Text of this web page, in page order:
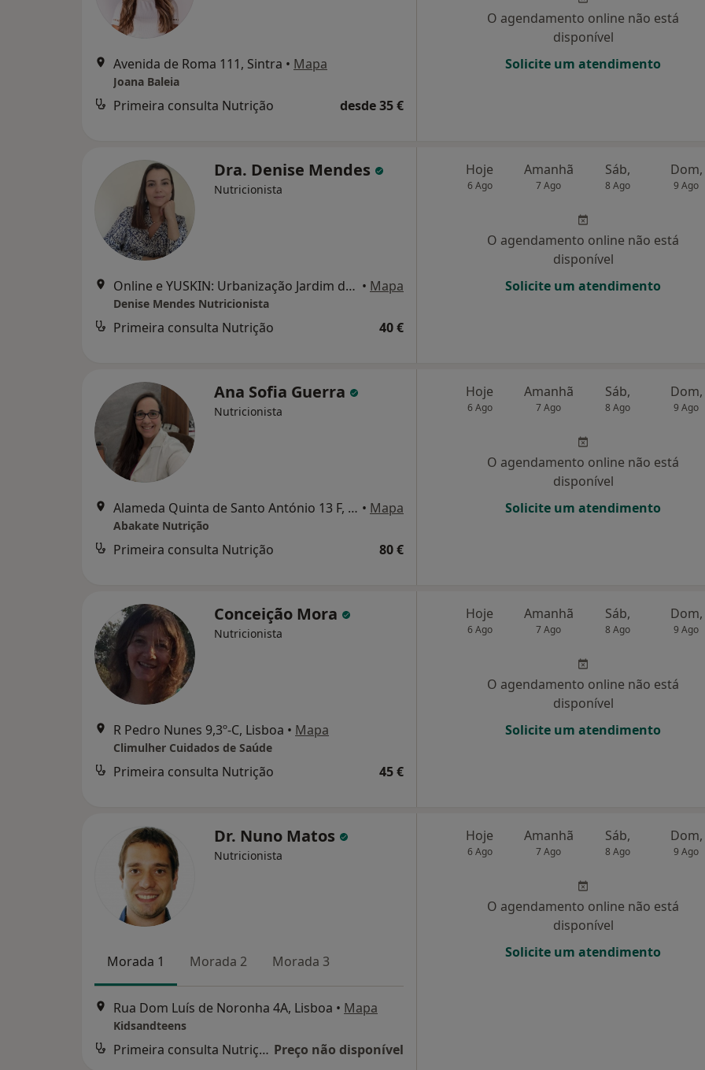
Avenida de Roma 111, Sintra • Mapa
Joana Baleia
Primeira consulta Nutrição desde 35 €
O agendamento online não está
disponível
Solicite um atendimento
Dra. Denise Mendes
Nutricionista
Online e YUSKIN: Urbanização Jardim da Amoreira Rua Maria Severa, 16, Loja 1, Lisboa • Mapa
Denise Mendes Nutricionista
Primeira consulta Nutrição 40 €
Hoje
6 Ago
Amanhã
7 Ago
Sáb,
8 Ago
Dom,
9 Ago
O agendamento online não está
disponível
Solicite um atendimento
Ana Sofia Guerra
Nutricionista
Alameda Quinta de Santo António 13 F, Tellheiras • Mapa
Abakate Nutrição
Primeira consulta Nutrição 80 €
Hoje
6 Ago
Amanhã
7 Ago
Sáb,
8 Ago
Dom,
9 Ago
O agendamento online não está
disponível
Solicite um atendimento
Conceição Mora
Nutricionista
R Pedro Nunes 9,3º-C, Lisboa • Mapa
Climulher Cuidados de Saúde
Primeira consulta Nutrição 45 €
Hoje
6 Ago
Amanhã
7 Ago
Sáb,
8 Ago
Dom,
9 Ago
O agendamento online não está
disponível
Solicite um atendimento
Dr. Nuno Matos
Nutricionista
Morada 1 Morada 2 Morada 3
Rua Dom Luís de Noronha 4A, Lisboa • Mapa
Kidsandteens
Primeira consulta Nutrição Preço não disponível
Hoje
6 Ago
Amanhã
7 Ago
Sáb,
8 Ago
Dom,
9 Ago
O agendamento online não está
disponível
Solicite um atendimento